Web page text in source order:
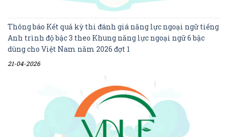
Thông báo Kết quả kỳ thi đánh giá năng lực ngoại ngữ tiếng
Anh trình độ bậc 3 theo Khung năng lực ngoại ngữ 6 bậc
dùng cho Việt Nam năm 2026 đợt 1
21-04-2026